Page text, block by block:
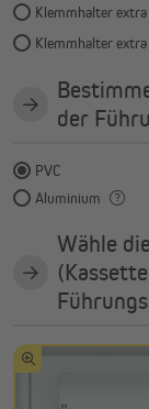
Klemmhalter
Klemmhalter extra
der
PVC
Aluminium
Wähle